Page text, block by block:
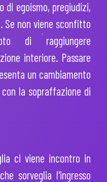
egoismo, pregiudizi,
Se non viene sconfitto
di raggiungere
interiore. Passare
un cambiamento
la sopraffazione di
ci viene incontro in
sorveglia l'ingresso